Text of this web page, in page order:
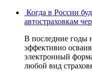
Когда в России
автостраховкам
В последние годы
эффективно
электронный
любой вид